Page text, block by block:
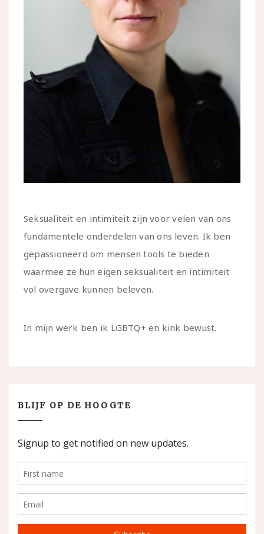
Seksualiteit en intimiteit zijn voor velen van ons
fundamentele onderdelen van ons leven. Ik ben
gepassioneerd om mensen tools te bieden
waarmee ze hun eigen seksualiteit en intimiteit
vol overgave kunnen beleven.
In mijn werk ben ik LGBTQ+ en kink bewust.
BLIJF OP DE HOOGTE